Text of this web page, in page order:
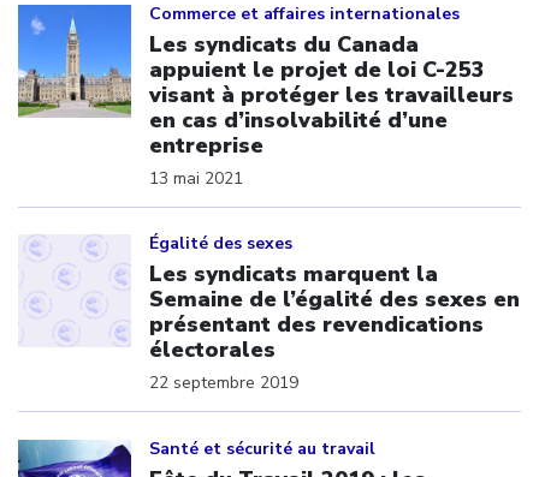
Commerce et affaires internationales
Les syndicats du Canada
appuient le projet de loi C-253
visant à protéger les travailleurs
en cas d’insolvabilité d’une
entreprise
13 mai 2021
Égalité des sexes
Les syndicats marquent la
Semaine de l’égalité des sexes en
présentant des revendications
électorales
22 septembre 2019
Santé et sécurité au travail